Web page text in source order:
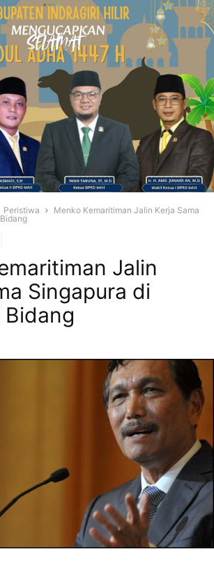
Peristiwa
Menko Kemaritiman Jalin Kerja Sama
Jalin
Singapura di